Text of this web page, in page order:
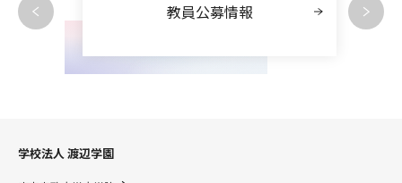
教員公募情報
学校法人 渡辺学園